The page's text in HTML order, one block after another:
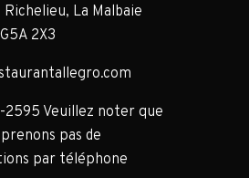
La Malbaie
2X3
2595 Veuillez noter que
pas de
par téléphone